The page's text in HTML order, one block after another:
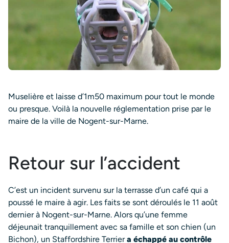
Muselière et laisse d’1m50 maximum pour tout le monde
ou presque. Voilà la nouvelle réglementation prise par le
maire de la ville de Nogent-sur-Marne.
Retour sur l’accident
C’est un incident survenu sur la terrasse d’un café qui a
poussé le maire à agir. Les faits se sont déroulés le 11 août
dernier à Nogent-sur-Marne. Alors qu’une femme
déjeunait tranquillement avec sa famille et son chien (un
Bichon), un Staffordshire Terriera échappé au contrôle